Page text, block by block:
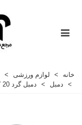
خانه > لوازم ورزشی >
>
دمبل > دمبل گرد 20 کیلویی LifeFitness (بسته 2 عددی)